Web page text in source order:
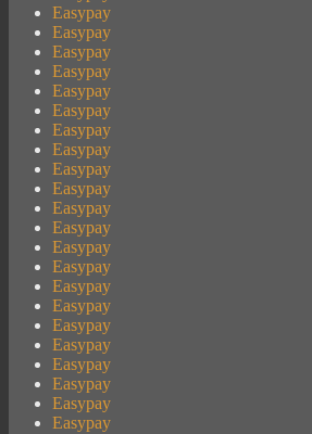
Easypay
Easypay
Easypay
Easypay
Easypay
Easypay
Easypay
Easypay
Easypay
Easypay
Easypay
Easypay
Easypay
Easypay
Easypay
Easypay
Easypay
Easypay
Easypay
Easypay
Easypay
Easypay